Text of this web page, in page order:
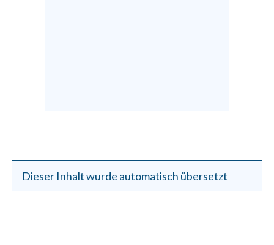
Dieser Inhalt wurde automatisch übersetzt